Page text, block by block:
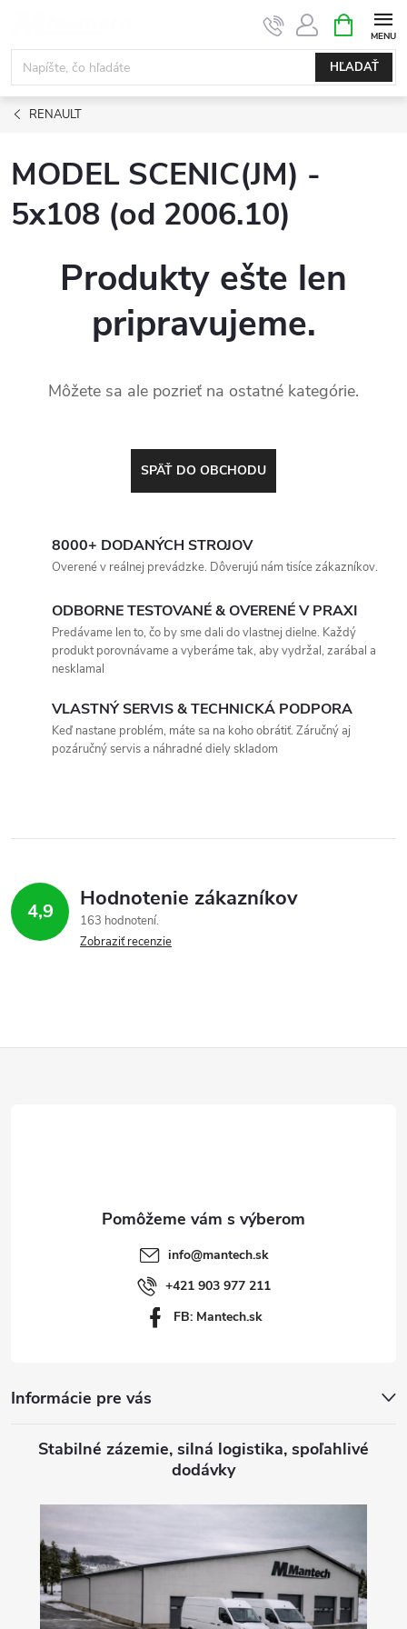
obsah
HĽADAŤ
KOŠÍK
RENAULT
MODEL SCENIC(JM) -
5x108 (od 2006.10)
Produkty ešte len
pripravujeme.
Môžete sa ale pozrieť na ostatné kategórie.
SPÄŤ DO OBCHODU
8000+ DODANÝCH STROJOV
Overené v reálnej prevádzke. Dôverujú nám tisíce zákazníkov.
ODBORNE TESTOVANÉ & OVERENÉ V PRAXI
Predávame len to, čo by sme dali do vlastnej dielne. Každý
produkt porovnávame a vyberáme tak, aby vydržal, zarábal a
nesklamal
VLASTNÝ SERVIS & TECHNICKÁ PODPORA
Keď nastane problém, máte sa na koho obrátiť. Záručný aj
pozáručný servis a náhradné diely skladom
4,9 Hodnotenie zákazníkov
163 hodnotení
Zobraziť recenzie
info@mantech.sk
+421 903 977 211
FB: Mantech.sk
Informácie pre vás
Stabilné zázemie, silná logistika, spoľahlivé
dodávky